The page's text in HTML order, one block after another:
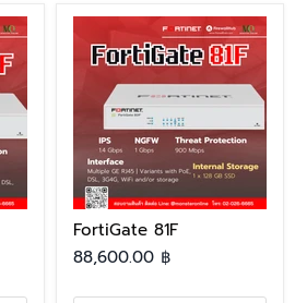
FortiGate 81F
88,600.00 ฿